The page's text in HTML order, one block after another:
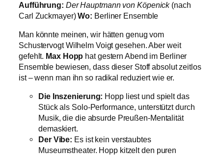
Aufführung: Der Hauptmann von Köpenick(nach
Carl Zuckmayer)Wo: Berliner Ensemble
Man könnte meinen, wir hätten genug vom
Schustervogt Wilhelm Voigt gesehen. Aber weit
gefehlt. Max Hopp hat gestern Abend im Berliner
Ensemble bewiesen, dass dieser Stoff absolut zeitlos
ist – wenn man ihn so radikal reduziert wie er.
Die Inszenierung: Hopp liest und spielt das
Stück als Solo-Performance, unterstützt durch
Musik, die die absurde Preußen-Mentalität
demaskiert.
Der Vibe: Es ist kein verstaubtes
Museumstheater. Hopp kitzelt den puren